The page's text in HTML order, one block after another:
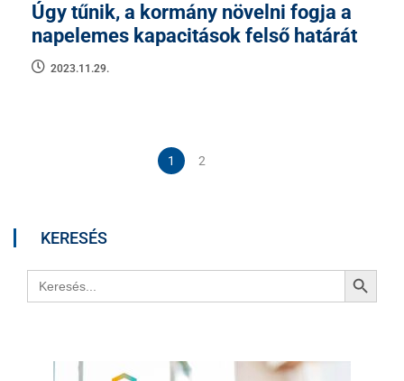
Úgy tűnik, a kormány növelni fogja a
napelemes kapacitások felső határát
2023.11.29.
1 2
KERESÉS
Search
for:
Search Button